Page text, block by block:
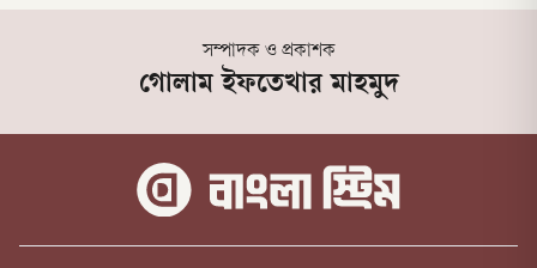
সম্পাদক ও প্রকাশক
গোলাম ইফতেখার মাহমুদ